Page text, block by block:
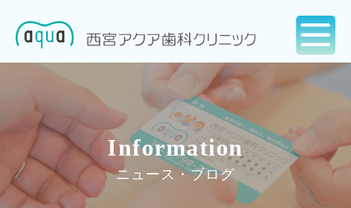
Information
ニュース・ブログ